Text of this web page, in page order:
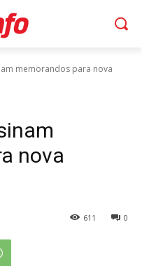
memorandos para nova
nova
0
611